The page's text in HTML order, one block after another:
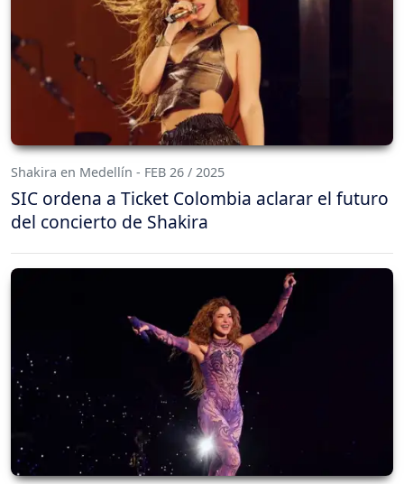
Shakira en Medellín - FEB 26 / 2025
SIC ordena a Ticket Colombia aclarar el futuro
del concierto de Shakira